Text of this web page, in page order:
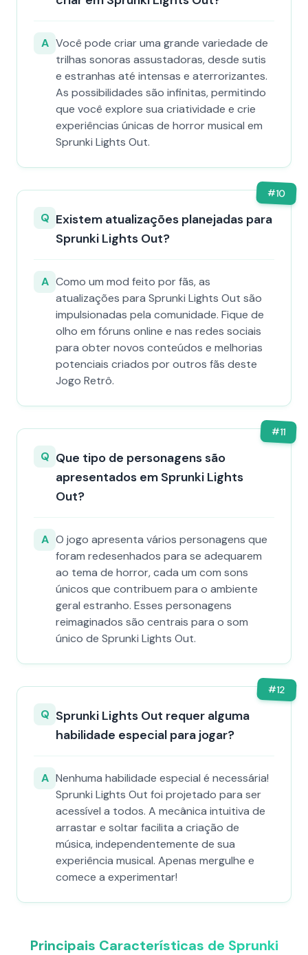
A Você pode criar uma grande variedade de
trilhas sonoras assustadoras, desde sutis
e estranhas até intensas e aterrorizantes.
As possibilidades são infinitas, permitindo
que você explore sua criatividade e crie
experiências únicas de horror musical em
Sprunki Lights Out.
#10
Q Existem atualizações planejadas para
Sprunki Lights Out?
A Como um mod feito por fãs, as
atualizações para Sprunki Lights Out são
impulsionadas pela comunidade. Fique de
olho em fóruns online e nas redes sociais
para obter novos conteúdos e melhorias
potenciais criados por outros fãs deste
Jogo Retrô.
#11
Q Que tipo de personagens são
apresentados em Sprunki Lights
Out?
A O jogo apresenta vários personagens que
foram redesenhados para se adequarem
ao tema de horror, cada um com sons
únicos que contribuem para o ambiente
geral estranho. Esses personagens
reimaginados são centrais para o som
único de Sprunki Lights Out.
#12
Q Sprunki Lights Out requer alguma
habilidade especial para jogar?
A Nenhuma habilidade especial é necessária!
Sprunki Lights Out foi projetado para ser
acessível a todos. A mecânica intuitiva de
arrastar e soltar facilita a criação de
música, independentemente de sua
experiência musical. Apenas mergulhe e
comece a experimentar!
Principais Características de Sprunki